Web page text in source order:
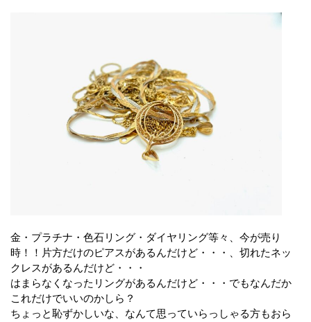
金・プラチナ・色石リング・ダイヤリング等々、今が売り
時！！片方だけのピアスがあるんだけど・・・、切れたネッ
クレスがあるんだけど・・・
はまらなくなったリングがあるんだけど・・・でもなんだか
これだけでいいのかしら？
ちょっと恥ずかしいな、なんて思っていらっしゃる方もおら